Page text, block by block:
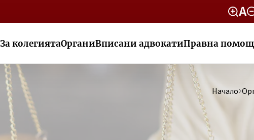
За колегиятаОрганиВписани адвокатиПравна помощ
Начало